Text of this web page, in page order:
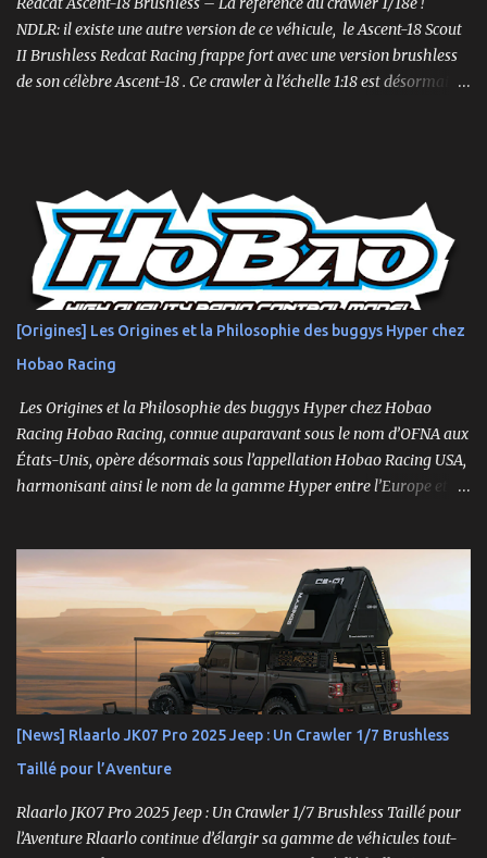
plus étroite et plus bass...
NDLR: il existe une autre version de ce véhicule, le Ascent-18 Scout
II Brushless Redcat Racing frappe fort avec une version brushless
de son célèbre Ascent-18 . Ce crawler à l’échelle 1:18 est désormais
suréquipé, l’Ascent-18 Brushless offre des performances dignes
d’un modèle 1/10. Parfait pour des sessions en intérieur ou des
parcours en extérieur, il mêle qualité, puissance et précision .
Moteur brushless 3450kv + ESC 3 voies Servo métal 4kg Hexfly
HX-M4K Suspensions à huile avec capuchons aluminium
portiques avec pignons en métal Spools aluminium usinés 7mm
hexes + nouveau composé de pneus haute adhérence Nouvelle
[Origines] Les Origines et la Philosophie des buggys Hyper chez
Hobao Racing
Les Origines et la Philosophie des buggys Hyper chez Hobao
Racing Hobao Racing, connue auparavant sous le nom d’OFNA aux
États-Unis, opère désormais sous l’appellation Hobao Racing USA,
harmonisant ainsi le nom de la gamme Hyper entre l’Europe et les
Hyper, véritable référence pour les amateurs de buggys tout-
terrain, s’est imposée depuis son lancement dans les années 1990
comme un choix incontournable. Conçue pour répondre aux
exigences des pilotes compétitifs, elle se distingue par ses
performances optimales, sa robustesse et sa modularité, des
atouts essentiels sur les circuits off-road.
[News] Rlaarlo JK07 Pro 2025 Jeep : Un Crawler 1/7 Brushless
Taillé pour l’Aventure
Rlaarlo JK07 Pro 2025 Jeep : Un Crawler 1/7 Brushless Taillé pour
l’Aventure Rlaarlo continue d’élargir sa gamme de véhicules tout-